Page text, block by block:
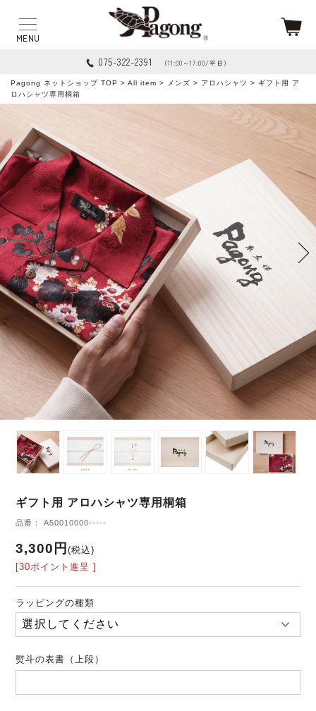
075-322-2391 （11:00～17:00/平日）
Pagong ネットショップ TOP > All item > メンズ > アロハシャツ > ギフト用 ア
ロハシャツ専用桐箱
ギフト用 アロハシャツ専用桐箱
品番： A50010000-----
3,300円(税込)
[30ポイント進呈 ]
ラッピングの種類
熨斗の表書（上段）